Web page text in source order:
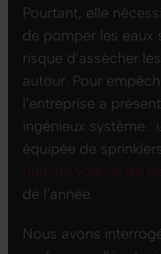
Pourtant, elle
de pomper les eaux
risque d’assécher
autour. Pour
l’entreprise a
ingénieux système :
équipée de
humide voisine de
de l’année.
Nous avons